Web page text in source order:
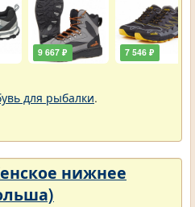
9 667 ₽ 7 546 ₽
для рыбалки.
нижнее